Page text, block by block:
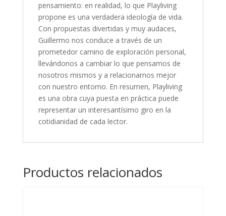
pensamiento: en realidad, lo que Playliving
propone es una verdadera ideología de vida.
Con propuestas divertidas y muy audaces,
Guillermo nos conduce a través de un
prometedor camino de exploración personal,
llevándonos a cambiar lo que pensamos de
nosotros mismos y a relacionarnos mejor
con nuestro entorno. En resumen, Playliving
es una obra cuya puesta en práctica puede
representar un interesantísimo giro en la
cotidianidad de cada lector.
Productos relacionados